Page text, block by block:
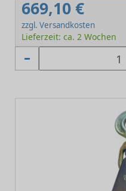
669,10 €
zzgl. Versandkosten
Lieferzeit: ca. 2 Wochen